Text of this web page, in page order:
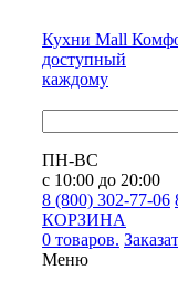
Кухни Mall
доступный
каждому
ПН-ВС
с 10:00 до 20:00
8 (800) 302-77-06
КОРЗИНА
0 товаров.
Меню